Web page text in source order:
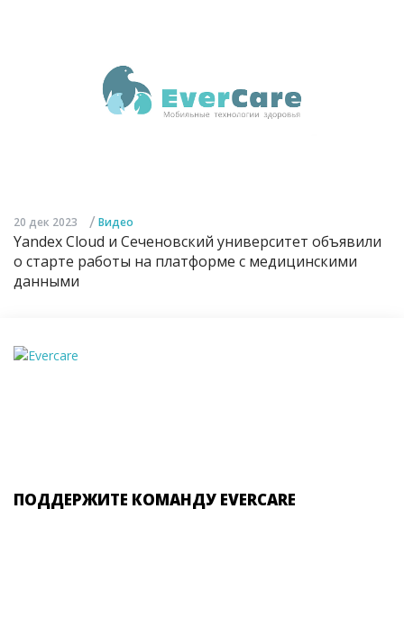
20 дек 2023 / Видео
Yandex Cloud и Сеченовский университет объявили
о старте работы на платформе с медицинскими
данными
ПОДДЕРЖИТЕ КОМАНДУ EVERCARE